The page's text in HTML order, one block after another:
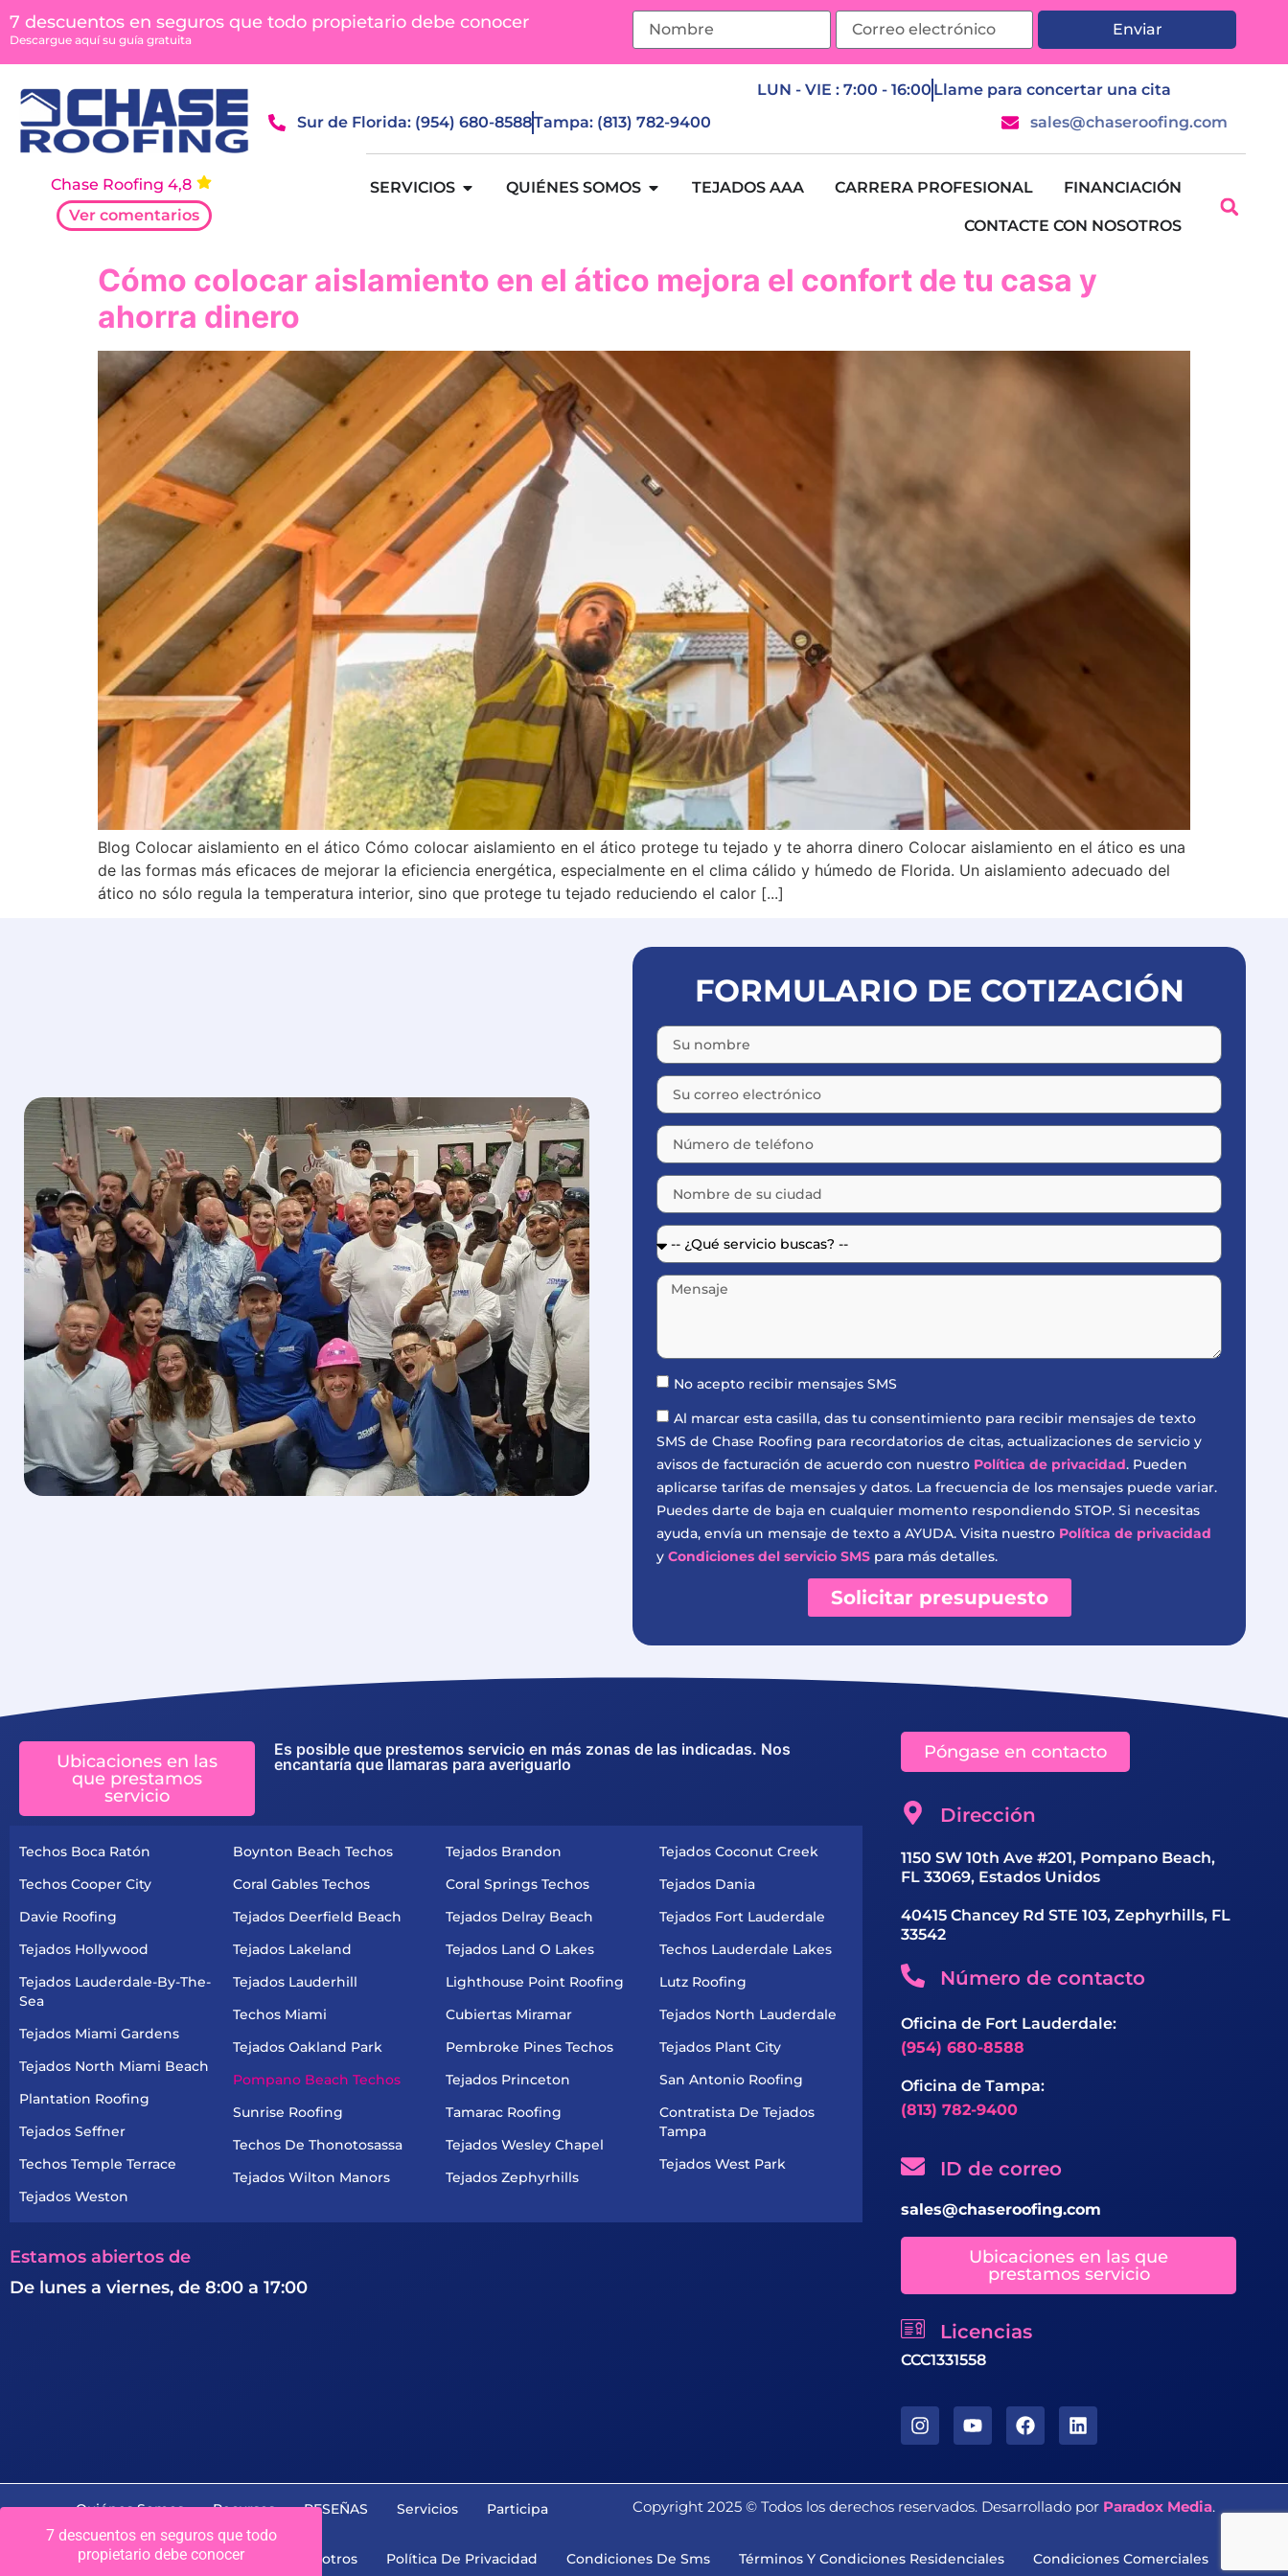
contenido
7 descuentos en seguros que todo propietario debe conocer
Descargue aquí su guía gratuita
Enviar
Chase Roofing 4,8
Ver comentarios
LUN - VIE : 7:00 - 16:00 Llame para concertar una cita
Sur de Florida: (954) 680-8588Tampa: (813) 782-9400 sales@chaseroofing.com
SERVICIOS QUIÉNES SOMOS TEJADOS AAA CARRERA PROFESIONAL FINANCIACIÓN
CONTACTE CON NOSOTROS
Cómo colocar aislamiento en el ático mejora el confort de tu casa y
ahorra dinero
Blog Colocar aislamiento en el ático Cómo colocar aislamiento en el ático protege tu tejado y te ahorra dinero Colocar aislamiento en el ático es una
de las formas más eficaces de mejorar la eficiencia energética, especialmente en el clima cálido y húmedo de Florida. Un aislamiento adecuado del
ático no sólo regula la temperatura interior, sino que protege tu tejado reduciendo el calor [...]
7 descuentos en seguros que todo
propietario debe conocer
FORMULARIO DE COTIZACIÓN
No acepto recibir mensajes SMS
Al marcar esta casilla, das tu consentimiento para recibir mensajes de texto
SMS de Chase Roofing para recordatorios de citas, actualizaciones de servicio y
avisos de facturación de acuerdo con nuestro Política de privacidad. Pueden
aplicarse tarifas de mensajes y datos. La frecuencia de los mensajes puede variar.
Puedes darte de baja en cualquier momento respondiendo STOP. Si necesitas
ayuda, envía un mensaje de texto a AYUDA. Visita nuestro Política de privacidad
y Condiciones del servicio SMS para más detalles.
Solicitar presupuesto
Ubicaciones en las
que prestamos
servicio
Es posible que prestemos servicio en más zonas de las indicadas. Nos
encantaría que llamaras para averiguarlo
Techos Boca Ratón
Techos Cooper City
Davie Roofing
Tejados Hollywood
Tejados Lauderdale-By-The-
Sea
Tejados Miami Gardens
Tejados North Miami Beach
Plantation Roofing
Tejados Seffner
Techos Temple Terrace
Tejados Weston
Boynton Beach Techos
Coral Gables Techos
Tejados Deerfield Beach
Tejados Lakeland
Tejados Lauderhill
Techos Miami
Tejados Oakland Park
Pompano Beach Techos
Sunrise Roofing
Techos De Thonotosassa
Tejados Wilton Manors
Tejados Brandon
Coral Springs Techos
Tejados Delray Beach
Tejados Land O Lakes
Lighthouse Point Roofing
Cubiertas Miramar
Pembroke Pines Techos
Tejados Princeton
Tamarac Roofing
Tejados Wesley Chapel
Tejados Zephyrhills
Tejados Coconut Creek
Tejados Dania
Tejados Fort Lauderdale
Techos Lauderdale Lakes
Lutz Roofing
Tejados North Lauderdale
Tejados Plant City
San Antonio Roofing
Contratista De Tejados
Tampa
Tejados West Park
Estamos abiertos de
De lunes a viernes, de 8:00 a 17:00
Póngase en contacto
Dirección
1150 SW 10th Ave #201, Pompano Beach,
FL 33069, Estados Unidos
40415 Chancey Rd STE 103, Zephyrhills, FL
33542
Número de contacto
Oficina de Fort Lauderdale:
(954) 680-8588
Oficina de Tampa:
(813) 782-9400
ID de correo
sales@chaseroofing.com
Ubicaciones en las que
prestamos servicio
Licencias
CCC1331558
Quiénes Somos Recursos RESEÑAS Servicios Participa Copyright 2025 ©️ Todos los derechos reservados. Desarrollado por Paradox Media.
Carrera Profesional Contacte Con Nosotros Política De Privacidad Condiciones De Sms Términos Y Condiciones Residenciales Condiciones Comerciales